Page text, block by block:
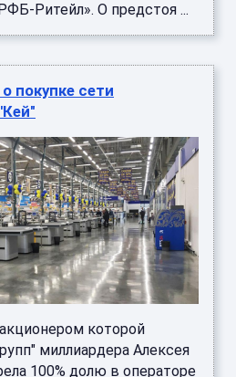
Ритейл». О предстоя ...
покупке сети
которой
миллиардера Алексея
100% долю в операторе